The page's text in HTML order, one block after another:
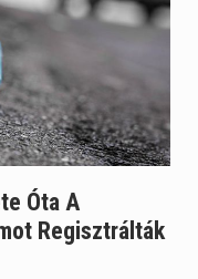
Óta A
Regisztrálták